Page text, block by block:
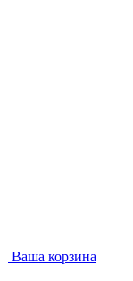
Ваша корзина